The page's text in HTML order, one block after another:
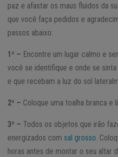
paz e afastar os maus fluidos da
que você faça pedidos e
passos abaixo:
1º – Encontre um lugar calmo e
você se identifique e onde se
e que recebam a luz do sol
2º – Coloque uma toalha branca e
3º – Todos os objetos que irão
energizados com sal grosso .
horas antes de montar o seu altar